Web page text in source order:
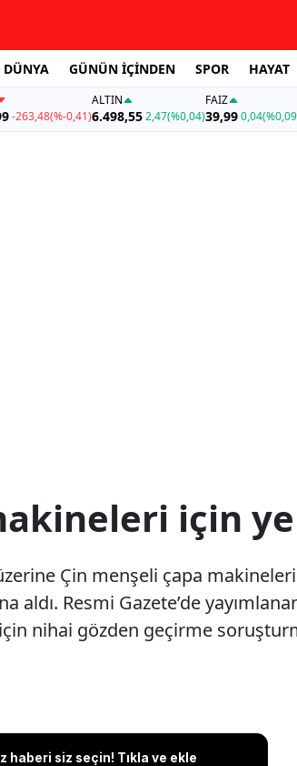
DÜNYA GÜNÜN İÇİNDEN SPOR HAYAT
-263,48(%-0,41)
ALTIN
6.498,552,47(%0,04)
FAİZ
39,990,04
için
Çin menşeli çapa
aldı. Resmi Gazete’de
nihai gözden geçirme
haberi siz seçin! Tıkla ve ekle